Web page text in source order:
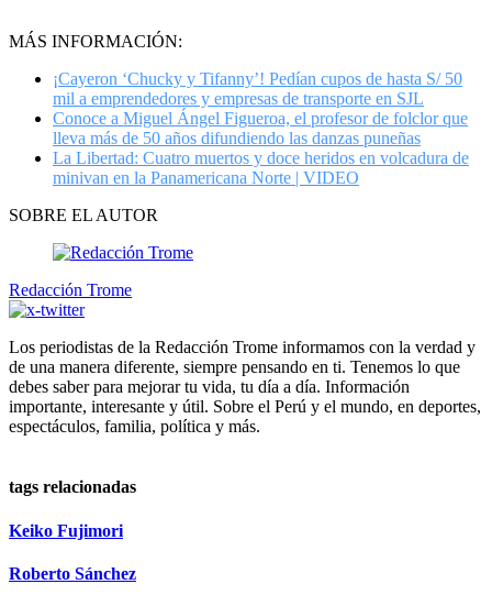
MÁS INFORMACIÓN:
¡Cayeron ‘Chucky y Tifanny’! Pedían cupos de hasta S/ 50
mil a emprendedores y empresas de transporte en SJL
Conoce a Miguel Ángel Figueroa, el profesor de folclor que
lleva más de 50 años difundiendo las danzas puneñas
La Libertad: Cuatro muertos y doce heridos en volcadura de
minivan en la Panamericana Norte | VIDEO
SOBRE EL AUTOR
Redacción Trome
Los periodistas de la Redacción Trome informamos con la verdad y
de una manera diferente, siempre pensando en ti. Tenemos lo que
debes saber para mejorar tu vida, tu día a día. Información
importante, interesante y útil. Sobre el Perú y el mundo, en deportes,
espectáculos, familia, política y más.
tags relacionadas
Keiko Fujimori
Roberto Sánchez